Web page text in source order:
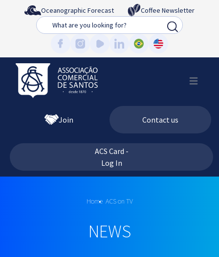
Oceanographic Forecast
Coffee Newsletter
Busca
Join Contact us
ACS Card -
Log In
Home ACS on TV
NEWS